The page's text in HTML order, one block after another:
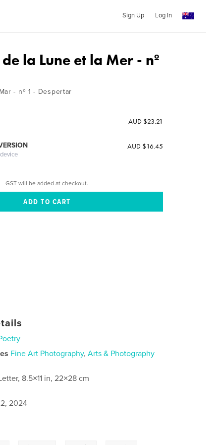
Sign Up Log In
la Lune et la Mer - nº
- nº 1 - Despertar
AUD $23.21
AUD $16.45
GST will be added at checkout.
Fine Art Photography,Arts & Photography
8.5×11 in, 22×28 cm
2024